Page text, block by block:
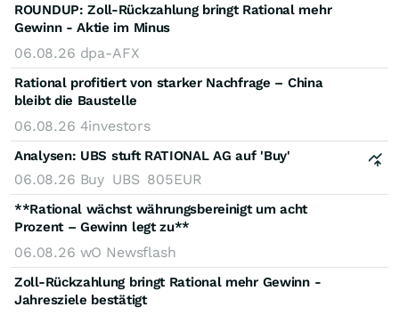
ROUNDUP: Zoll-Rückzahlung bringt Rational mehr
Gewinn - Aktie im Minus
06.08.26 dpa-AFX
Rational profitiert von starker Nachfrage – China
bleibt die Baustelle
06.08.26 4investors
Analysen: UBS stuft RATIONAL AG auf 'Buy'
06.08.26 Buy UBS 805EUR
**Rational wächst währungsbereinigt um acht
Prozent – Gewinn legt zu**
06.08.26 wO Newsflash
Zoll-Rückzahlung bringt Rational mehr Gewinn -
Jahresziele bestätigt